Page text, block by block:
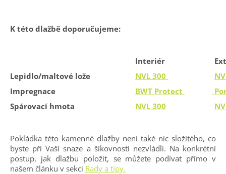
K této dlažbě doporučujeme:
Interiér
Lepidlo/maltové lože
NVL 300
Impregnace
BWT Protect
Spárovací hmota
NVL 300
Pokládka této kamenné dlažby není také nic složitého, co
byste při Vaší snaze a šikovnosti nezvládli. Na konkrétní
postup, jak dlažbu položit, se můžete podívat přímo v
našem článku v sekci Rady a tipy.